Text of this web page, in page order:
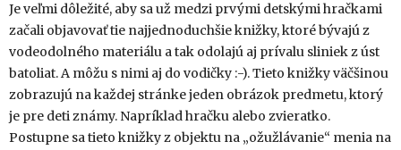
Je veľmi dôležité, aby sa už medzi prvými detskými hračkami
začali objavovať tie najjednoduchšie knižky, ktoré bývajú z
vodeodolného materiálu a tak odolajú aj prívalu sliniek z úst
batoliat. A môžu s nimi aj do vodičky :-). Tieto knižky väčšinou
zobrazujú na každej stránke jeden obrázok predmetu, ktorý
je pre deti známy. Napríklad hračku alebo zvieratko.
Postupne sa tieto knižky z objektu na „ožužlávanie“ menia na